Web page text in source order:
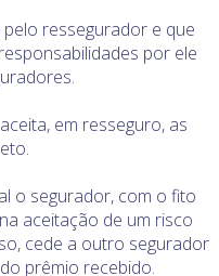
ressegurador e que
por ele
em resseguro, as
o segurador, com o fito
aceitação de um risco
cede a outro segurador
prêmio recebido.